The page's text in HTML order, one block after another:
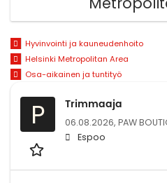
Hyvinvointi ja kauneudenhoito
Helsinki Metropolitan Area
Osa-aikainen ja tuntityö
P Trimmaaja
06.08.2026, PAW
Espoo